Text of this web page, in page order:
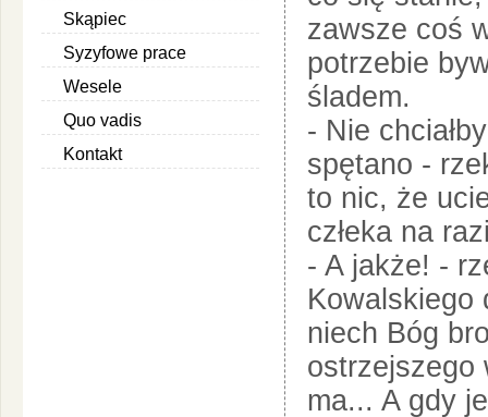
Skąpiec
Syzyfowe prace
Wesele
Quo vadis
Kontakt
zawsze coś
potrzebie
śladem.
- Nie
spętano -
to nic, że
człeka na
- A jakże! -
Kowalskiego
niech Bóg
ostrzejszego
ma... A gdy